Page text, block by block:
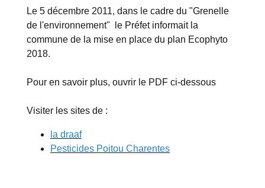
Le 5 décembre 2011, dans le cadre du "Grenelle
de l'environnement" le Préfet informait la
commune de la mise en place du plan Ecophyto
2018.
Pour en savoir plus, ouvrir le PDF ci-dessous
Visiter les sites de :
la draaf
Pesticides Poitou Charentes